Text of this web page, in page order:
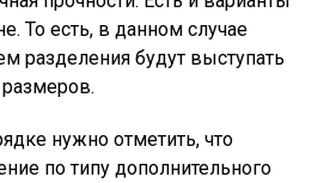
То есть, в данном случае
разделения будут выступать
нужно отметить, что
по типу дополнительного